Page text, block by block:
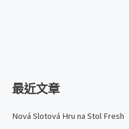
最近文章
Nová Slotová Hru na Stol Fresh